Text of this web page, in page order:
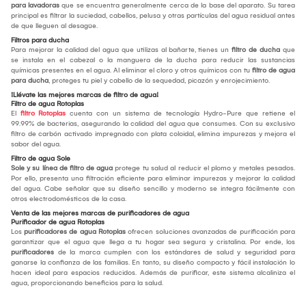
para lavadoras que se encuentra generalmente cerca de la base del aparato. Su tarea
principal es filtrar la suciedad, cabellos, pelusa y otras partículas del agua residual antes
de que lleguen al desagüe.
Filtros para ducha
Para mejorar la calidad del agua que utilizas al bañarte, tienes un filtro de ducha que
se instala en el cabezal o la manguera de la ducha para reducir las sustancias
químicas presentes en el agua. Al eliminar el cloro y otros químicos con tu filtro de agua
para ducha, proteges tu piel y cabello de la sequedad, picazón y enrojecimiento.
¡Llévate las mejores marcas de filtro de agua!
Filtro de agua Rotoplas
El filtro Rotoplas cuenta con un sistema de tecnología Hydro-Pure que retiene el
99.99% de bacterias, asegurando la calidad del agua que consumes. Con su exclusivo
filtro de carbón activado impregnado con plata coloidal, elimina impurezas y mejora el
sabor del agua.
Filtro de agua Sole
Sole y su línea de filtro de agua protege tu salud al reducir el plomo y metales pesados.
Por ello, presenta una filtración eficiente para eliminar impurezas y mejorar la calidad
del agua. Cabe señalar que su diseño sencillo y moderno se integra fácilmente con
otros electrodomésticos de la casa.
Venta de las mejores marcas de purificadores de agua
Purificador de agua Rotoplas
Los purificadores de agua Rotoplas ofrecen soluciones avanzadas de purificación para
garantizar que el agua que llega a tu hogar sea segura y cristalina. Por ende, los
purificadores de la marca cumplen con los estándares de salud y seguridad para
ganarse la confianza de las familias. En tanto, su diseño compacto y fácil instalación lo
hacen ideal para espacios reducidos. Además de purificar, este sistema alcaliniza el
agua, proporcionando beneficios para la salud.